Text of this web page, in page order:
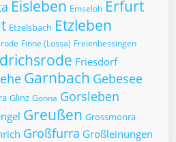
Eisleben Emseloh Erfurt
Etzelsbach Etzleben
Finne (Lossa) Freienbessingen
Friesdorf
Garnbach Gebesee
Glinz Gonna Gorsleben
Greußen Grossmonra
Großfurra Großleinungen